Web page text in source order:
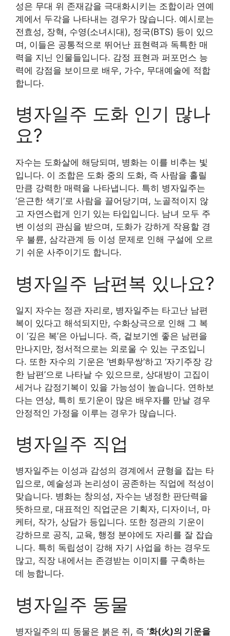
성은 무대 위 존재감을 극대화시키는 조합이라 연예
계에서 두각을 나타내는 경우가 많습니다. 예시로는
전효성, 장혁, 수영(소녀시대), 정국(BTS) 등이 있으
며, 이들은 공통적으로 뛰어난 표현력과 독특한 매
력을 지닌 인물들입니다. 감정 표현과 퍼포먼스 능
력에 강점을 보이므로 배우, 가수, 무대예술에 적합
합니다.
병자일주 도화 인기 많나
요?
자수는 도화살에 해당되며, 병화는 이를 비추는 빛
입니다. 이 조합은 도화 중의 도화, 즉 사람을 홀릴
만큼 강력한 매력을 나타냅니다. 특히 병자일주는
‘은근한 색기’로 사람을 끌어당기며, 노골적이지 않
고 자연스럽게 인기 있는 타입입니다. 남녀 모두 주
변 이성의 관심을 받으며, 도화가 강하게 작용할 경
우 불륜, 삼각관계 등 이성 문제로 인해 구설에 오르
기 쉬운 사주이기도 합니다.
병자일주 남편복 있나요?
일지 자수는 정관 자리로, 병자일주는 타고난 남편
복이 있다고 해석되지만, 수화상극으로 인해 그 복
이 ‘깊은 복’은 아닙니다. 즉, 겉보기엔 좋은 남편을
만나지만, 정서적으로는 외로울 수 있는 구조입니
다. 또한 자수의 기운은 ‘변화무쌍’하고 ‘자기주장 강
한 남편’으로 나타날 수 있으므로, 상대방이 고집이
세거나 감정기복이 있을 가능성이 높습니다. 연하보
다는 연상, 특히 토기운이 많은 배우자를 만날 경우
안정적인 가정을 이루는 경우가 많습니다.
병자일주 직업
병자일주는 이성과 감성의 경계에서 균형을 잡는 타
입으로, 예술성과 논리성이 공존하는 직업에 적성이
맞습니다. 병화는 창의성, 자수는 냉정한 판단력을
뜻하므로, 대표적인 직업군은 기획자, 디자이너, 마
케터, 작가, 상담가 등입니다. 또한 정관의 기운이
강하므로 공직, 교육, 행정 분야에도 자리를 잘 잡습
니다. 특히 독립성이 강해 자기 사업을 하는 경우도
많고, 직장 내에서는 존경받는 이미지를 구축하는
데 능합니다.
병자일주 동물
병자일주의 띠 동물은 붉은 쥐, 즉 ‘화(火)의 기운을